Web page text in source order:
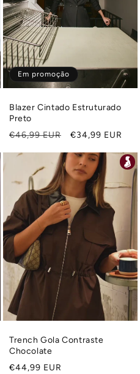
Em promoção
Blazer Cintado Estruturado
Preto
Preço
€46,99 EUR
Preço
saldo
€34,99 EUR
Trench Gola Contraste
Chocolate
Preço
€44,99 EUR